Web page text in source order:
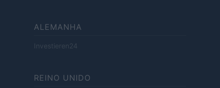
ALEMANHA
Investieren24
REINO UNIDO